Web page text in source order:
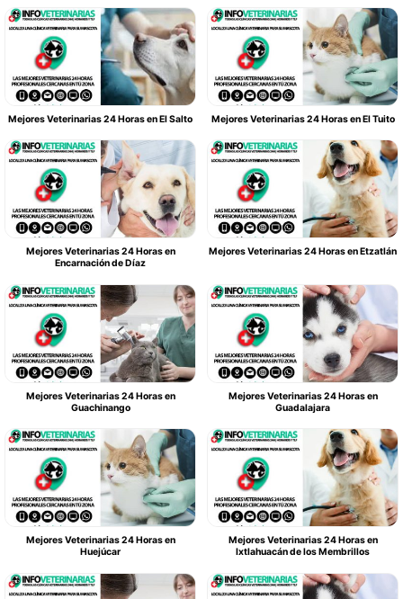
Mejores Veterinarias 24 Horas en El Salto Mejores Veterinarias 24 Horas en El Tuito
Mejores Veterinarias 24 Horas en
Encarnación de Díaz
Mejores Veterinarias 24 Horas en Etzatlán
Mejores Veterinarias 24 Horas en
Guachinango
Mejores Veterinarias 24 Horas en
Guadalajara
Mejores Veterinarias 24 Horas en
Huejúcar
Mejores Veterinarias 24 Horas en
Ixtlahuacán de los Membrillos